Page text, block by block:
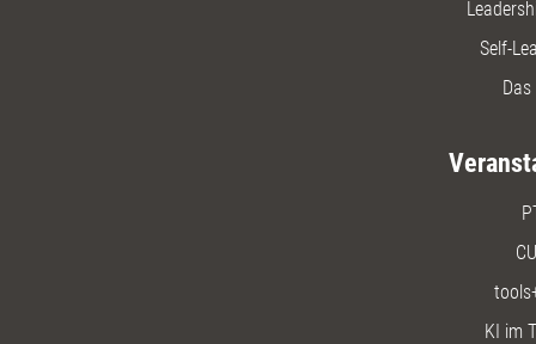
Self-
KI im